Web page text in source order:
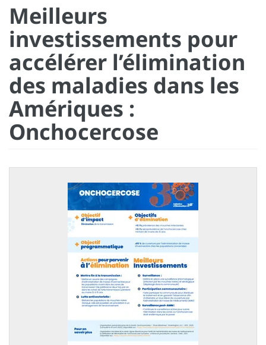
Meilleurs
investissements pour
accélérer l’élimination
des maladies dans les
Amériques :
Onchocercose